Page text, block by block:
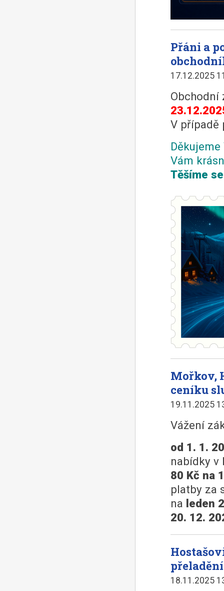
Přáni a
17.12.2025
Obchodní
V případě
Vám
Těšíme
Mořkov,
ceníku
19.11.2025
Vážení
od 1. 1.
nabídky v
80 Kč na
platby za
na leden
20. 12.
18.11.2025